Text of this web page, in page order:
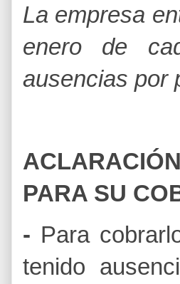
La empresa
enero de
ausencias por
PARA SU
- Para
tenido